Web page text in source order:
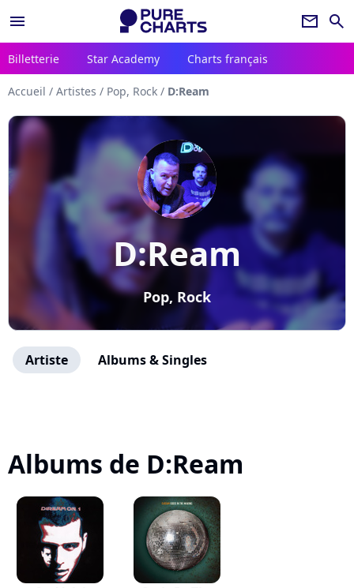
menu newsletter search
Billetterie Star Academy Charts français
Accueil / Artistes / Pop, Rock / D:Ream
D:Ream
Pop, Rock
Artiste Albums & Singles
Albums de D:Ream